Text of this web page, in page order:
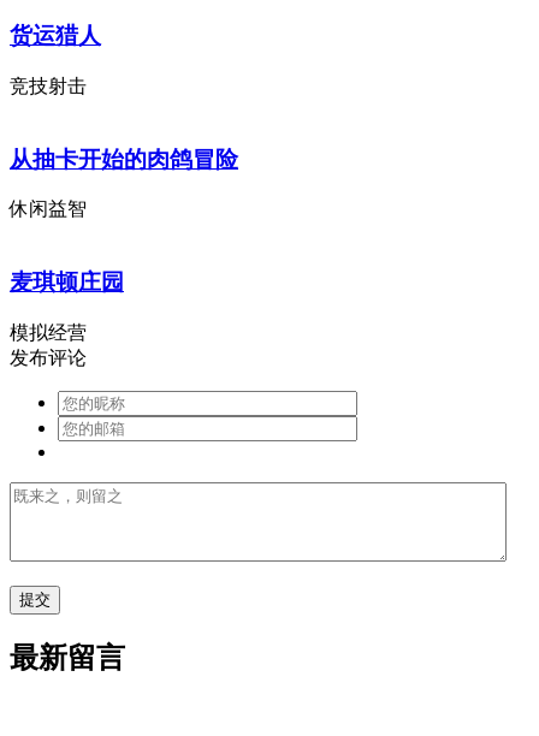
货运猎人
竞技射击
从抽卡开始的肉鸽冒险
休闲益智
麦琪顿庄园
模拟经营
发布评论
最新留言